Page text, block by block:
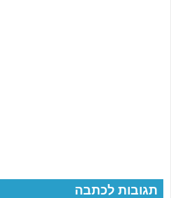
תגובות לכתבה